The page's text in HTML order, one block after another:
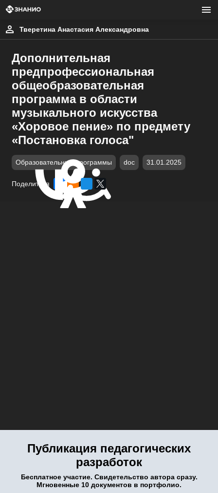
Тверетина Анастасия Александровна
Дополнительная
предпрофессиональная
общеобразовательная
программа в области
музыкального искусства
«Хоровое пение» по предмету
«Постановка голоса"
Образовательные программы doc 31.01.2025
Поделиться
Публикация педагогических
разработок
Бесплатное участие. Свидетельство автора сразу.
Мгновенные 10 документов в портфолио.